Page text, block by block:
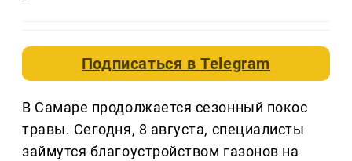
Подписаться вTelegram
В Самаре продолжается сезонный покос
травы. Сегодня, 8 августа, специалисты
займутся благоустройством газонов на